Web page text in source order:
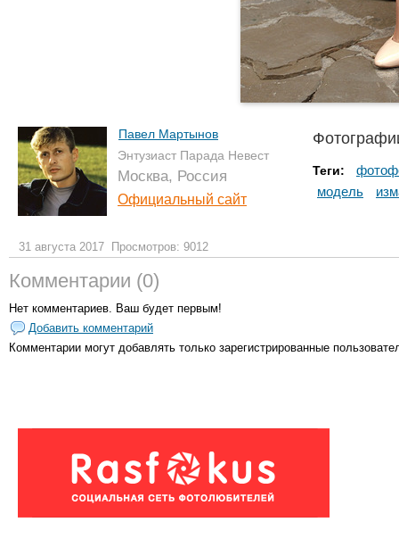
Павел Мартынов
Энтузиаст Парада Невест
Москва, Россия
Официальный сайт
Теги:
модель
31 августа 2017 Просмотров: 9012
Комментарии (0)
Нет комментариев. Ваш будет первым!
Добавить комментарий
Комментарии могут добавлять только зарегистрированные